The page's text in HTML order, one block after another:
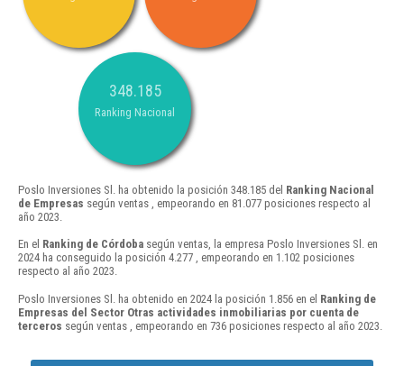
348.185
Ranking Nacional
Poslo Inversiones Sl. ha obtenido la posición 348.185 del Ranking Nacional
de Empresas según ventas , empeorando en 81.077 posiciones respecto al
año 2023.
En el Ranking de Córdoba según ventas, la empresa Poslo Inversiones Sl. en
2024 ha conseguido la posición 4.277 , empeorando en 1.102 posiciones
respecto al año 2023.
Poslo Inversiones Sl. ha obtenido en 2024 la posición 1.856 en el Ranking de
Empresas del Sector Otras actividades inmobiliarias por cuenta de
terceros según ventas , empeorando en 736 posiciones respecto al año 2023.